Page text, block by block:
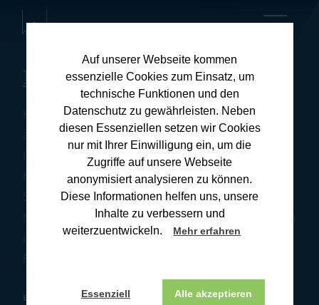
Auf unserer Webseite kommen
essenzielle Cookies zum Einsatz, um
technische Funktionen und den
Datenschutz zu gewährleisten. Neben
diesen Essenziellen setzen wir Cookies
nur mit Ihrer Einwilligung ein, um die
Zugriffe auf unsere Webseite
anonymisiert analysieren zu können.
Diese Informationen helfen uns, unsere
Inhalte zu verbessern und
weiterzuentwickeln.
Mehr erfahren
Essenziell Alle akzeptieren
Kanzleiblog
Hier finden Sie umfassende Informationen zu
aktuellen Steuerthemen und praxisnahen Tipps für
Ihre Steuerangelegenheiten. Unsere Downloads
bieten Ihnen wertvolle Ressourcen, um Ihre
Steuererklärung effizient und korrekt zu erstellen. Wir
halten Sie stets auf dem Laufenden über Änderungen
im Steuerrecht und deren Auswirkungen. Wenn Sie
Fragen haben, melden Sie sich gerne bei uns.
BONN